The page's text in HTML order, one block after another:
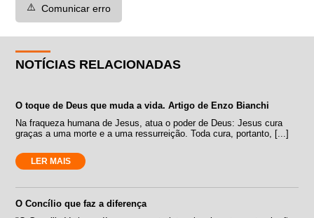
⚠️ Comunicar erro
NOTÍCIAS RELACIONADAS
O toque de Deus que muda a vida. Artigo de Enzo Bianchi
Na fraqueza humana de Jesus, atua o poder de Deus: Jesus cura
graças a uma morte e a uma ressurreição. Toda cura, portanto, [...]
LER MAIS
O Concílio que faz a diferença